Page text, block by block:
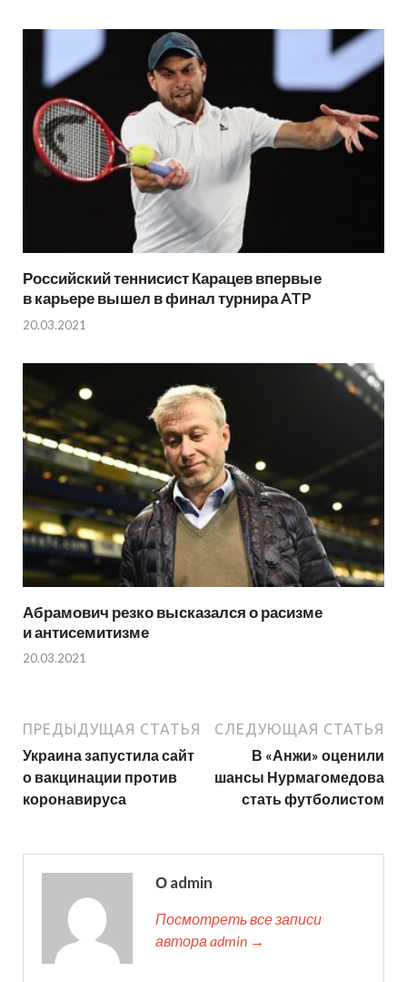
Российский теннисист Карацев впервые
в карьере вышел в финал турнира ATP
20.03.2021
Абрамович резко высказался о расизме
и антисемитизме
20.03.2021
ПРЕДЫДУЩАЯ СТАТЬЯ
Украина запустила сайт
о вакцинации против
коронавируса
СЛЕДУЮЩАЯ СТАТЬЯ
В «Анжи» оценили
шансы Нурмагомедова
стать футболистом
О admin
Посмотреть все записи
автора admin →